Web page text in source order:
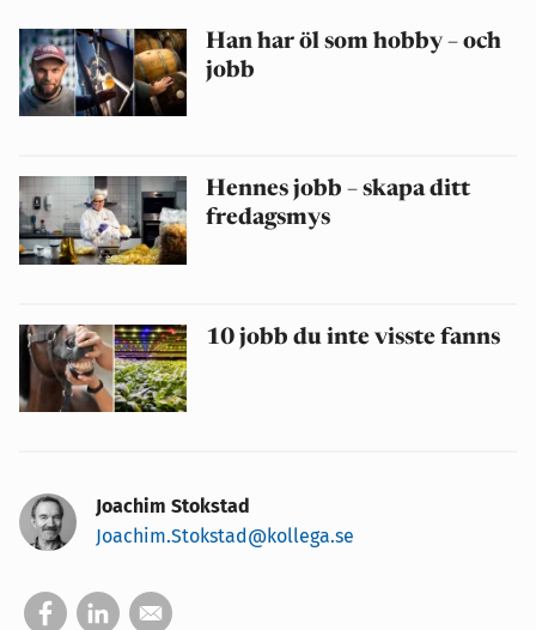
Han har öl som hobby – och
jobb
Hennes jobb – skapa ditt
fredagsmys
10 jobb du inte visste fanns
Joachim Stokstad
Joachim.Stokstad@kollega.se